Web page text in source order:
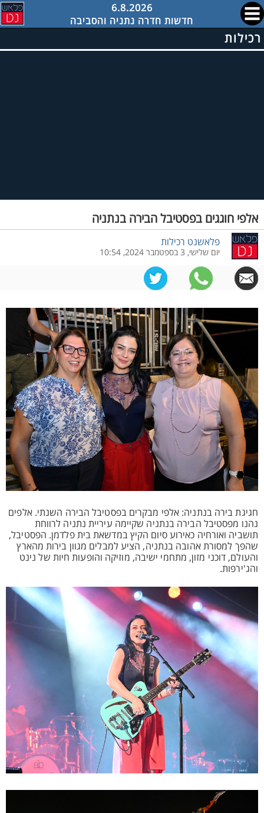
6.8.2026
חדשות חדרה נתניה והסביבה
רכילות
אלפי חוגגים בפסטיבל הבירה בנתניה
פלאשנט רכילות
יום שלישי, 3 בספטמבר 2024, 10:54
חגיגת בירה בנתניה: אלפי מבקרים בפסטיבל הבירה השנתי. אלפים
נהנו מפסטיבל הבירה בנתניה שקיימה עיריית נתניה לרווחת
תושביה ואורחיה כאירוע סיום הקיץ במדשאת בית פלדמן. הפסטיבל,
שהפך למסורת אהובה בנתניה, הציע למבלים מגוון בירות מהארץ
והעולם, דוכני מזון, מתחמי ישיבה, מוזיקה והופעות חיות של נינט
והג'ירפות.